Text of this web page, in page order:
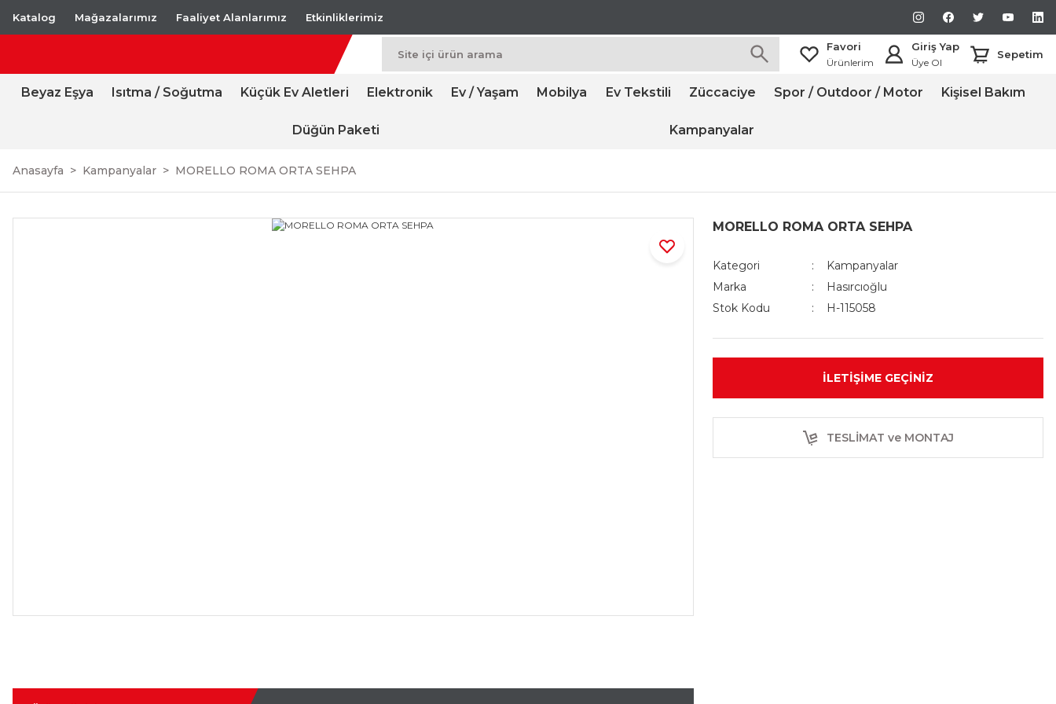
Katalog Mağazalarımız Faaliyet Alanlarımız Etkinliklerimiz
Favori
Ürünlerim
Giriş Yap
Üye Ol
Sepetim
Beyaz Eşya Isıtma / Soğutma Küçük Ev Aletleri Elektronik Ev / Yaşam Mobilya Ev Tekstili Züccaciye Spor / Outdoor / Motor Kişisel Bakım
Düğün Paketi Kampanyalar
Anasayfa Kampanyalar MORELLO ROMA ORTA SEHPA
MORELLO ROMA ORTA SEHPA
Kategori
Kampanyalar
Marka
Hasırcıoğlu
Stok Kodu
H-115058
İLETIŞIME GEÇINIZ
TESLİMAT ve MONTAJ